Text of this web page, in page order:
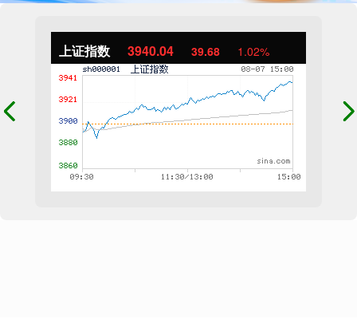
上证指数 3940.04 39.68 1.02%